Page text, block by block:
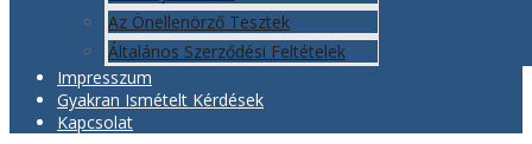
Az Önellenörző Tesztek
Általános Szerződési Feltételek
Impresszum
Gyakran Ismételt Kérdések
Kapcsolat